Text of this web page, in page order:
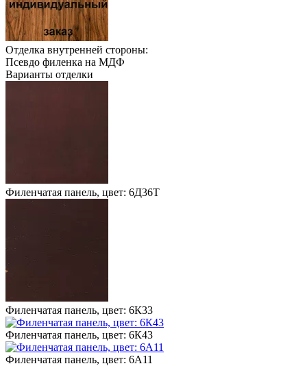
Отделка внутренней стороны:
Псевдо филенка на МДФ
Варианты отделки
Филенчатая панель, цвет: 6Д36Т
Филенчатая панель, цвет: 6К33
Филенчатая панель, цвет: 6К43
Филенчатая панель, цвет: 6А11